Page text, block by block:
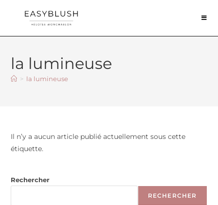
la lumineuse
> la lumineuse
Il n’y a aucun article publié actuellement sous cette
étiquette.
Rechercher
RECHERCHER